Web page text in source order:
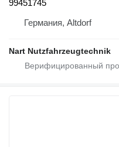
99451745
Германия, Altdorf
Nart Nutzfahrzeugtechnik